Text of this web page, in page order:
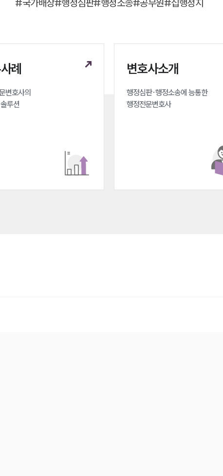
#국가배상#행정심판#행정소송#공무원#집행정지
례
변호사의
루션
변호사소개
행정심판·행정소송에 능통한
행정전문변호사